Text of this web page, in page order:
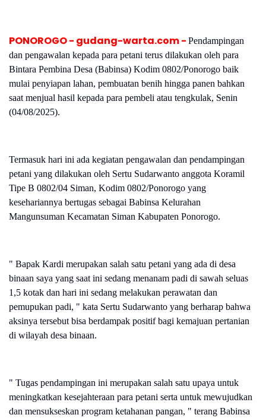
PONOROGO - gudang-warta.com - Pendampingan
dan pengawalan kepada para petani terus dilakukan oleh para
Bintara Pembina Desa (Babinsa) Kodim 0802/Ponorogo baik
mulai penyiapan lahan, pembuatan benih hingga panen bahkan
saat menjual hasil kepada para pembeli atau tengkulak, Senin
(04/08/2025).
Termasuk hari ini ada kegiatan pengawalan dan pendampingan
petani yang dilakukan oleh Sertu Sudarwanto anggota Koramil
Tipe B 0802/04 Siman, Kodim 0802/Ponorogo yang
kesehariannya bertugas sebagai Babinsa Kelurahan
Mangunsuman Kecamatan Siman Kabupaten Ponorogo.
" Bapak Kardi merupakan salah satu petani yang ada di desa
binaan saya yang saat ini sedang menanam padi di sawah seluas
1,5 kotak dan hari ini sedang melakukan perawatan dan
pemupukan padi, " kata Sertu Sudarwanto yang berharap bahwa
aksinya tersebut bisa berdampak positif bagi kemajuan pertanian
di wilayah desa binaan.
" Tugas pendampingan ini merupakan salah satu upaya untuk
meningkatkan kesejahteraan para petani serta untuk mewujudkan
dan mensukseskan program ketahanan pangan, " terang Babinsa